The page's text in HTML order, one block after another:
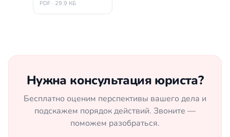
материалом по 12.26
PDF · 29.9 КБ
Нужна консультация юриста?
Бесплатно оценим перспективы вашего дела и
подскажем порядок действий. Звоните —
поможем разобраться.